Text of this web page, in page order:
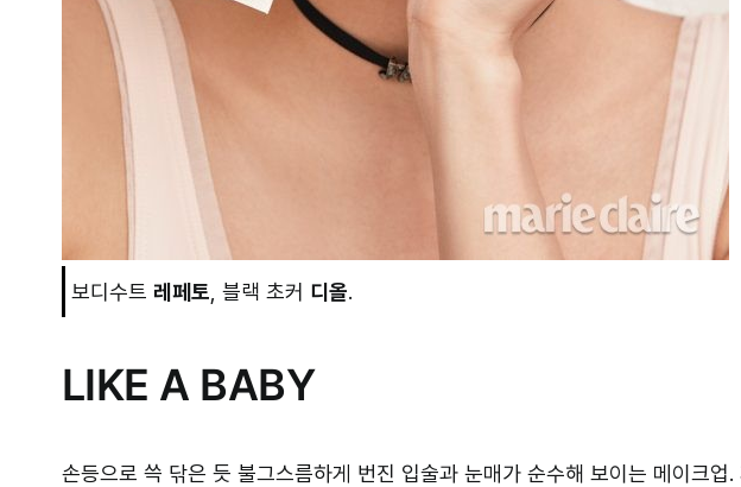
보디수트 레페토 , 블랙 초커 디올.
LIKE A BABY
손등으로 쓱 닦은 듯 불그스름하게 번진 입술과 눈매가 순수해 보이는 메이크업